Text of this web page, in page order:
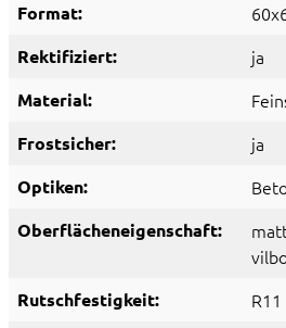
Format:
Rektifiziert: ja
Material:
Frostsicher: ja
Optiken:
Oberflächeneigenschaft:
Rutschfestigkeit: R11